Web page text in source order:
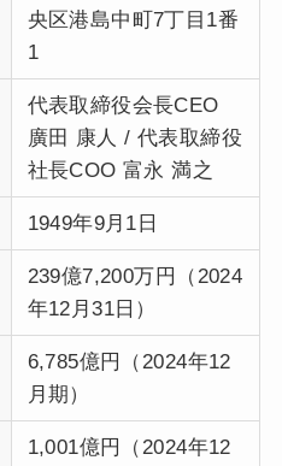
央区港島中町7丁目1番
1
代表取締役会長CEO
廣田 康人 / 代表取締役
社長COO 富永 満之
1949年9月1日
239億7,200万円（2024
年12月31日）
6,785億円（2024年12
月期）
1,001億円（2024年12